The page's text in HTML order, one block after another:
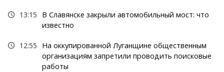
13:15
В Славянске закрыли автомобильный мост: что
известно
12:55
На оккупированной Луганщине общественным
организациям запретили проводить поисковые
работы